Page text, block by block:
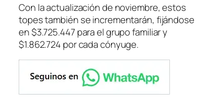
Con la actualización de noviembre, estos
topes también se incrementarán, fijándose
en $3.725.447 para el grupo familiar y
$1.862.724 por cada cónyuge.